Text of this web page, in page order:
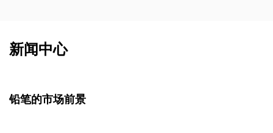
新闻中心
铅笔的市场前景